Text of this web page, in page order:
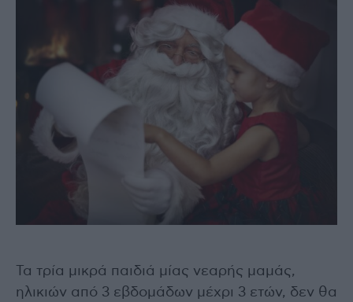
Τα τρία μικρά παιδιά μίας νεαρής μαμάς,
ηλικιών από 3 εβδομάδων μέχρι 3 ετών, δεν θα